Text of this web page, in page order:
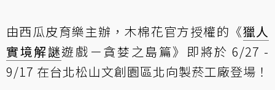
由西瓜皮育樂主辦，木棉花官方授權的《獵人
實境解謎遊戲－貪婪之島篇》即將於 6/27 -
9/17 在台北松山文創園區北向製菸工廠登場！